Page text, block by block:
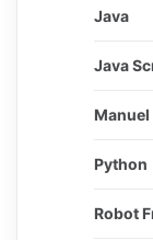
Java
Java
Manuel
Python
Robot